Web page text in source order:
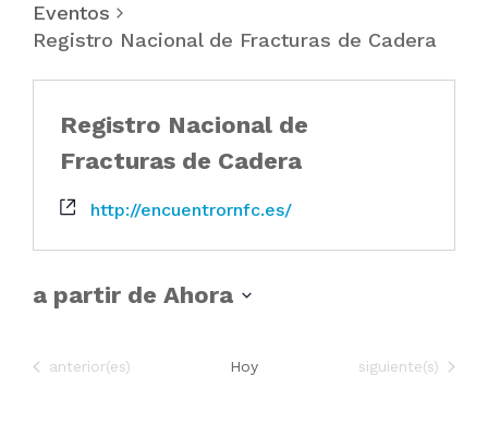
Eventos
Registro Nacional de Fracturas de Cadera
Registro Nacional de
Fracturas de Cadera
http://encuentrornfc.es/
a partir de Ahora
l
Eventos
anterior(es) Hoy Eventos
siguiente(s)